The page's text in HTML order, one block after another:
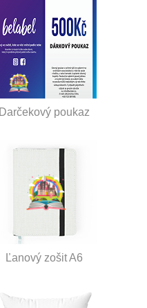
Darčekový poukaz
Ľanový zošit A6